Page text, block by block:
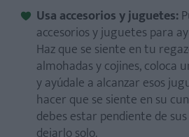
Usa accesorios y juguetes:
accesorios y juguetes para
Haz que se siente en tu
almohadas y cojines, coloca
y ayúdale a alcanzar esos
hacer que se siente en su
debes estar pendiente de